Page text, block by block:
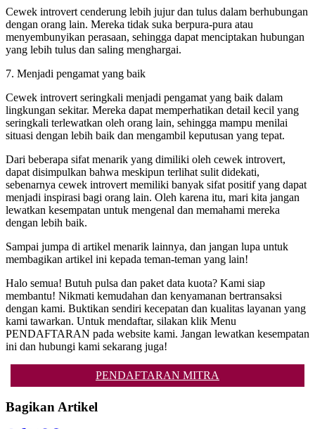
Cewek introvert cenderung lebih jujur dan tulus dalam berhubungan
dengan orang lain. Mereka tidak suka berpura-pura atau
menyembunyikan perasaan, sehingga dapat menciptakan hubungan
yang lebih tulus dan saling menghargai.
7. Menjadi pengamat yang baik
Cewek introvert seringkali menjadi pengamat yang baik dalam
lingkungan sekitar. Mereka dapat memperhatikan detail kecil yang
seringkali terlewatkan oleh orang lain, sehingga mampu menilai
situasi dengan lebih baik dan mengambil keputusan yang tepat.
Dari beberapa sifat menarik yang dimiliki oleh cewek introvert,
dapat disimpulkan bahwa meskipun terlihat sulit didekati,
sebenarnya cewek introvert memiliki banyak sifat positif yang dapat
menjadi inspirasi bagi orang lain. Oleh karena itu, mari kita jangan
lewatkan kesempatan untuk mengenal dan memahami mereka
dengan lebih baik.
Sampai jumpa di artikel menarik lainnya, dan jangan lupa untuk
membagikan artikel ini kepada teman-teman yang lain!
Halo semua! Butuh pulsa dan paket data kuota? Kami siap
membantu! Nikmati kemudahan dan kenyamanan bertransaksi
dengan kami. Buktikan sendiri kecepatan dan kualitas layanan yang
kami tawarkan. Untuk mendaftar, silakan klik Menu
PENDAFTARAN pada website kami. Jangan lewatkan kesempatan
ini dan hubungi kami sekarang juga!
PENDAFTARAN MITRA
Bagikan Artikel